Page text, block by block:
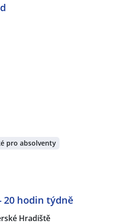
pro absolventy
20 hodin týdně
Hradiště